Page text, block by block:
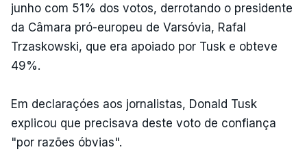
junho com 51% dos votos, derrotando o presidente
da Câmara pró-europeu de Varsóvia, Rafal
Trzaskowski, que era apoiado por Tusk e obteve
49%.
Em declaraçóes aos jornalistas, Donald Tusk
explicou que precisava deste voto de confiança
"por razões óbvias".